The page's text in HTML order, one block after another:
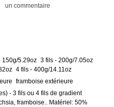
un commentaire
150g/5.29oz 3 fils - 200g/7.05oz
4 fils - 400g/14.11oz
framboise extérieure
- 3 fils ou 4 fils de gradient
framboise.. Matériel: 50%